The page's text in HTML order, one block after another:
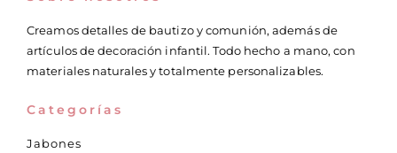
Creamos detalles de bautizo y comunión, además de
artículos de decoración infantil. Todo hecho a mano, con
materiales naturales y totalmente personalizables.
Categorías
Jabones